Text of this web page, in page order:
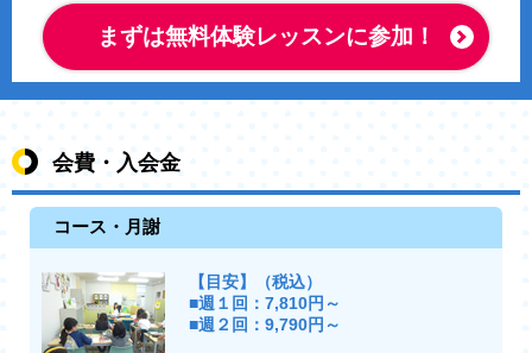
まずは無料体験レッスンに参加！
会費・入会金
コース・月謝
【目安】（税込）
■週１回：7,810円～
■週２回：9,790円～